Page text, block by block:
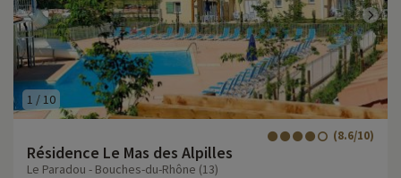
1 / 10
Résidence Le Mas des Alpilles
(8.6/10)
Le Paradou - Bouches-du-Rhône (13)